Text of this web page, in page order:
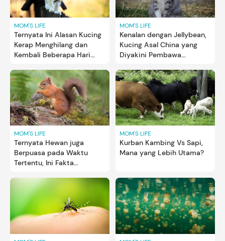
MOM'S LIFE
Ternyata Ini Alasan Kucing
Kerap Menghilang dan
Kembali Beberapa Hari
MOM'S LIFE
Kenalan dengan Jellybean,
Kucing Asal China yang
Diyakini Pembawa
MOM'S LIFE
Ternyata Hewan juga
Berpuasa pada Waktu
Tertentu, Ini Fakta
MOM'S LIFE
Kurban Kambing Vs Sapi,
Mana yang Lebih Utama?